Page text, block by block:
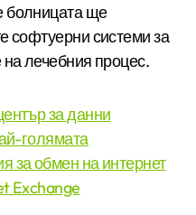
болницата ще
софтуерни системи за
лечебния процес.
за данни
голямата
за обмен на интернет
Exchange